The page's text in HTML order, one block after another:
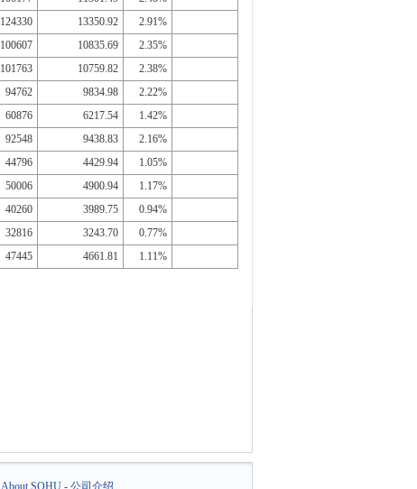
124330 13350.92
2.91%
100607 10835.69
2.35%
101763 10759.82
2.38%
94762 9834.98
2.22%
60876 6217.54
1.42%
92548 9438.83
2.16%
44796 4429.94
1.05%
50006 4900.94
1.17%
40260 3989.75
0.94%
32816 3243.70
0.77%
47445 4661.81
1.11%
About SOHU- 公司介绍